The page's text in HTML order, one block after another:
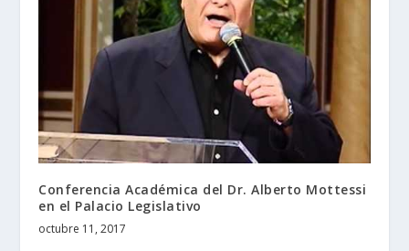
Conferencia Académica del Dr. Alberto Mottessi
en el Palacio Legislativo
octubre 11, 2017